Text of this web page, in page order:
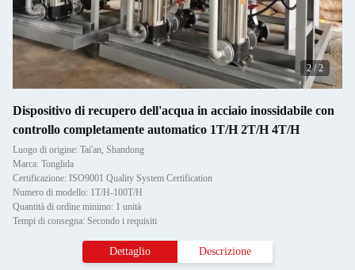
2/2
Dispositivo di recupero dell'acqua in acciaio inossidabile con
controllo completamente automatico 1T/H 2T/H 4T/H
Luogo di origine: Tai'an, Shandong
Marca: Tonglida
Certificazione: ISO9001 Quality System Certification
Numero di modello: 1T/H-100T/H
Quantità di ordine minimo: 1 unità
Tempi di consegna: Secondo i requisiti
Dettaglio Descrizione